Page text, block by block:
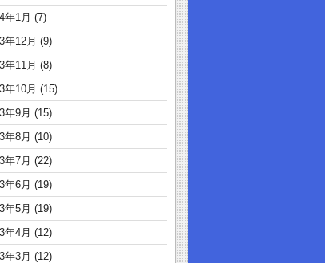
年1月 (7)
年12月 (9)
年11月 (8)
年10月 (15)
年9月 (15)
年8月 (10)
年7月 (22)
年6月 (19)
年5月 (19)
年4月 (12)
年3月 (12)